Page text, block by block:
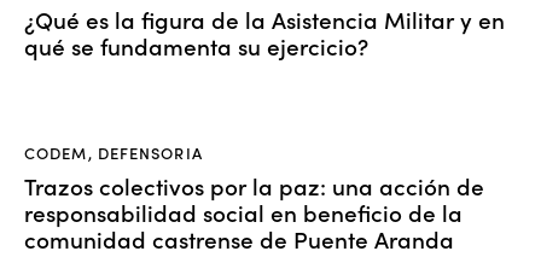
¿Qué es la figura de la Asistencia Militar y en
qué se fundamenta su ejercicio?
CODEM, DEFENSORIA
Trazos colectivos por la paz: una acción de
responsabilidad social en beneficio de la
comunidad castrense de Puente Aranda